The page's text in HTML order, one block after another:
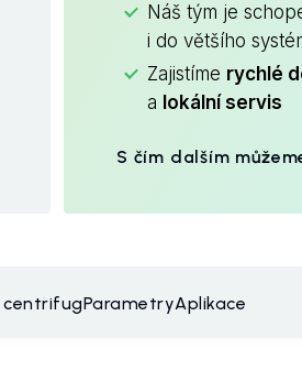
Náš tým je
i do většího
Zajistíme rychlé
a lokální servis
S čím dalším
centrifugParametryAplikace